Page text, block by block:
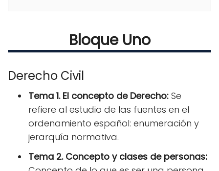
Bloque Uno
Derecho Civil
Tema 1. El concepto de Derecho: Se
refiere al estudio de las fuentes en el
ordenamiento español: enumeración y
jerarquía normativa.
Tema 2. Concepto y clases de personas: